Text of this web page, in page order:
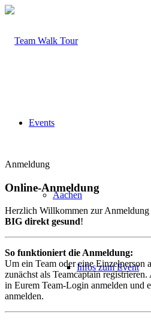
Events
Aachen
Infos zum Event
Anmeldung
Online-Anmeldung
Herzlich Willkommen zur Anmeldung
BIG direkt gesund!
So funktioniert die Anmeldung:
Um ein Team oder eine Einzelperson
zunächst als Teamcaptain
in Eurem Team-Login anmelden und
anmelden.